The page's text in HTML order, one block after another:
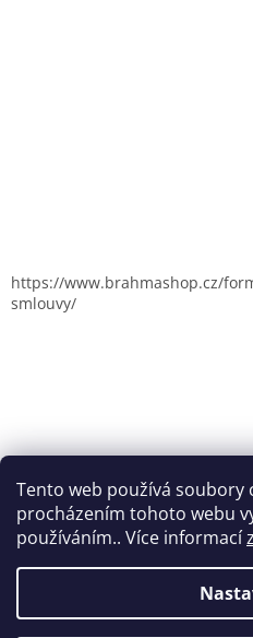
Tento web používá soubory
procházením tohoto webu
používáním.. Více informací
https://www.brahmashop.cz/
smlouvy/